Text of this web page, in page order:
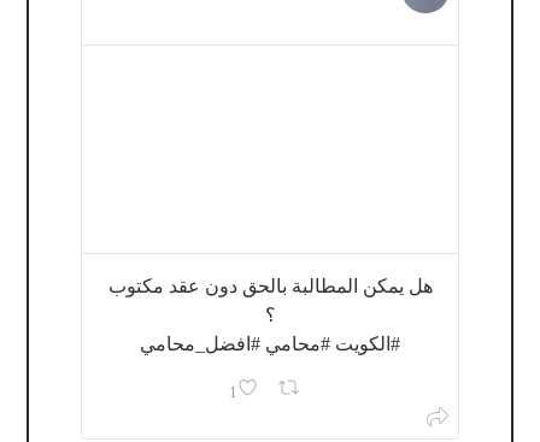
هل يمكن المطالبة بالحق دون عقد مكتوب
؟
#الكويت #محامي #افضل_محامي
1